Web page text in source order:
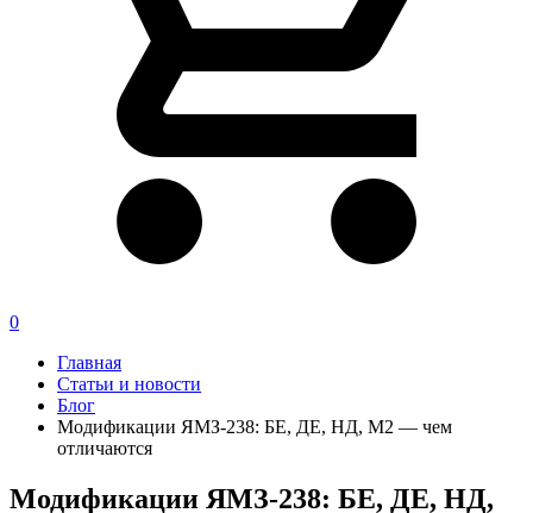
0
Главная
Статьи и новости
Блог
Модификации ЯМЗ-238: БЕ, ДЕ, НД, М2 — чем
отличаются
Модификации ЯМЗ-238: БЕ, ДЕ, НД,